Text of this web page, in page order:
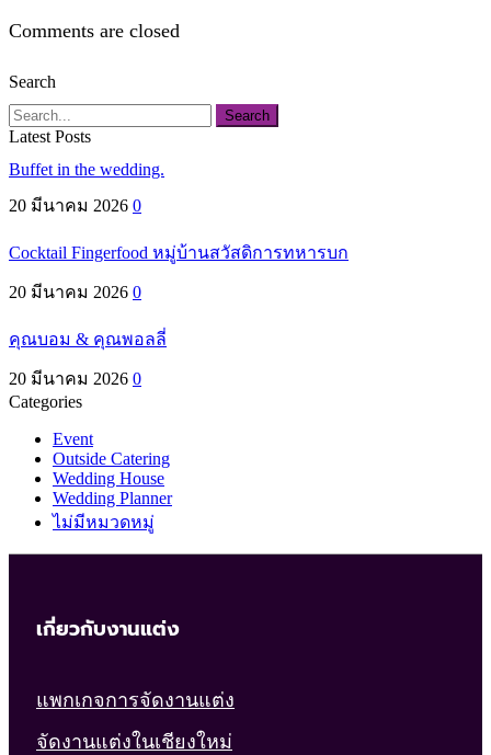
Comments are closed
Search
Search
Latest Posts
Buffet in the wedding.
20 มีนาคม 2026 0
Cocktail Fingerfood หมู่บ้านสวัสดิการทหารบก
20 มีนาคม 2026 0
คุณบอม & คุณพอลลี่
20 มีนาคม 2026 0
Categories
Event
Outside Catering
Wedding House
Wedding Planner
ไม่มีหมวดหมู่
เกี่ยวกับงานแต่ง
แพกเกจการจัดงานแต่ง
จัดงานแต่งในเชียงใหม่